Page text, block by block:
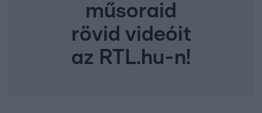
műsoraid
rövid videóit
az RTL.hu-n!